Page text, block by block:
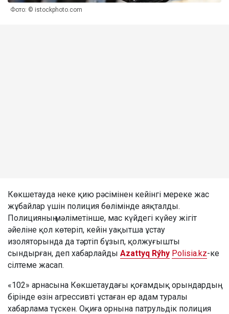
Фото: © istockphoto.com
Көкшетауда неке қию рәсімінен кейінгі мереке жас
жұбайлар үшін полиция бөлімінде аяқталды.
Полицияның мәліметінше, мас күйдегі күйеу жігіт
әйеліне қол көтеріп, кейін уақытша ұстау
изоляторында да тәртіп бұзып, қолжуғышты
сындырған, деп хабарлайды Azattyq Rýhy Polisia.kz-ке
сілтеме жасап.
«102» арнасына Көкшетаудағы қоғамдық орындардың
бірінде өзін агрессивті ұстаған ер адам туралы
хабарлама түскен. Оқиға орнына патрульдік полиция